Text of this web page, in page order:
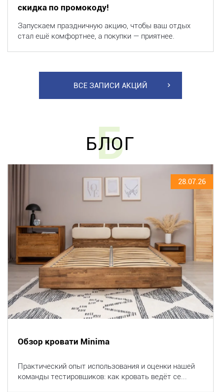
скидка по промокоду!
Запускаем праздничную акцию, чтобы ваш отдых
стал ещё комфортнее, а покупки — приятнее.
ВСЕ ЗАПИСИ АКЦИЙ
Б
БЛОГ
28.07.26
Обзор кровати Minima
Практический опыт использования и оценки нашей
команды тестировщиков: как кровать ведёт се...